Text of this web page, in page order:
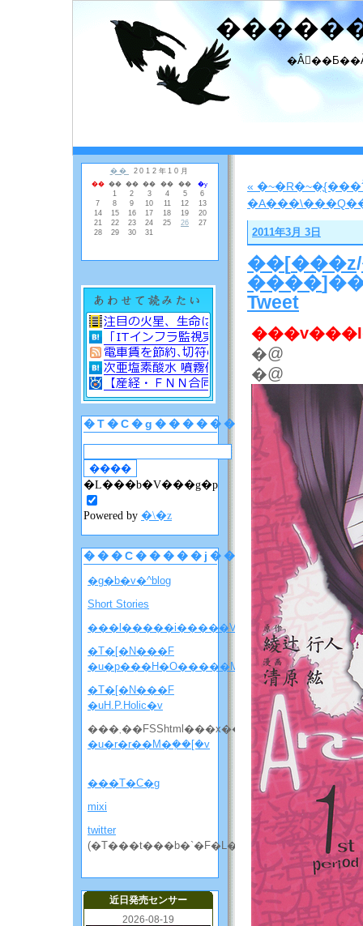
�T�C�g������
�L���b�V���g�p
Powered by �\�z
���C�����j���[
�g�b�v�^blog
Short Stories
���l�����i�����V�����ē��j
�T�[�N���F
�u�p���H�O�����M�j�����v
�T�[�N���F
�uH.P.Holic�v
���܂��FSShtml���x��
�u�r�r��M�݂��[�v
���T�C�g
mixi
twitter
(�T���t���b�`�F�L���̘b����)
近日発売センサー
2026-08-19
2011年3月 3日
��[���z/
����
Tweet
�@
�@